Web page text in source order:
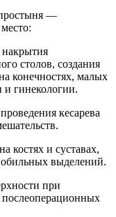
простыня —
накрытия
столов, создания
конечностях, малых
и гинекологии.
кесарева
костях и суставах,
обильных выделений.
при